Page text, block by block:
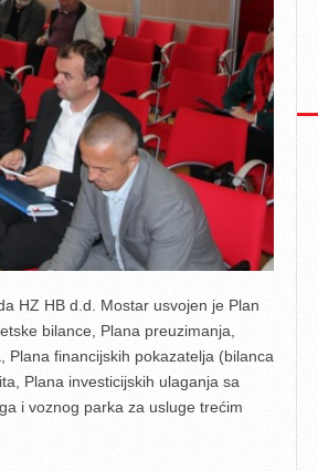
HZ HB d.d. Mostar usvojen je Plan
bilance, Plana preuzimanja,
financijskih pokazatelja (bilanca
Plana investicijskih ulaganja sa
i voznog parka za usluge trećim